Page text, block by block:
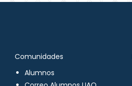
Comunidades
Alumnos